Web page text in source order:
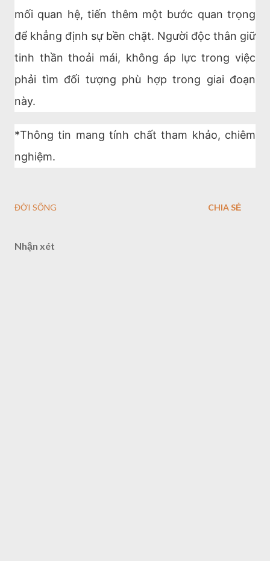
mối quan hệ, tiến thêm một bước quan trọng
để khẳng định sự bền chặt. Người độc thân giữ
tinh thần thoải mái, không áp lực trong việc
phải tìm đối tượng phù hợp trong giai đoạn
này.
*Thông tin mang tính chất tham khảo, chiêm
nghiệm.
ĐỜI SỐNG CHIA SẺ
Nhận xét